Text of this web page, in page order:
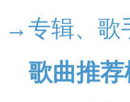
→专辑、
歌曲推荐